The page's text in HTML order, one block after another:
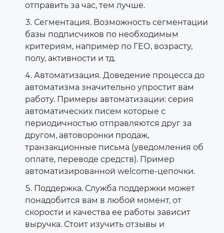
отправить за час, тем лучше.
Сегментация. Возможность сегментации
базы подписчиков по необходимым
критериям, например по ГЕО, возрасту,
полу, активности и тд.
Автоматизация. Доведение процесса до
автоматизма значительно упростит вам
работу. Примеры автоматизации: серия
автоматических писем которые с
периодичностью отправляются друг за
другом, автоворонки продаж,
транзакционные письма (уведомления об
оплате, переводе средств). Пример
автоматизированной welcome-цепочки.
Поддержка. Служба поддержки может
понадобится вам в любой момент, от
скорости и качества ее работы зависит
выручка. Стоит изучить отзывы и